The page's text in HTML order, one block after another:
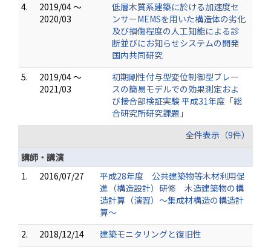
4.
2019/04 ～
2020/03
低層木質系建築に於ける加速度セ
ンサーMEMSを用いた構造体の劣化
及び損傷程度の人工知能による診
断並びにお知らせシステムの開発
国内共同研究
5.
2019/04 ～
2021/03
初期剛性付与型変位制御型ブレー
スの簡易モデルでの効果測定およ
び接合部検証実験 平成31年度「総
合研究所研究課題」
全件表示（9件）
講師・講演
1.
2016/07/27
平成28年度 公共建築物等木材利用促
進（構造設計）研修 木造建築物の構
造計算（演習）～集成材構造の構造計
算～
2.
2018/12/14
建築モニタリングと復旧性